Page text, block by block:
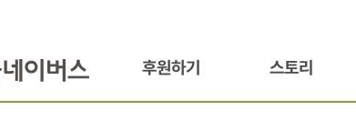
후원하기 스토리